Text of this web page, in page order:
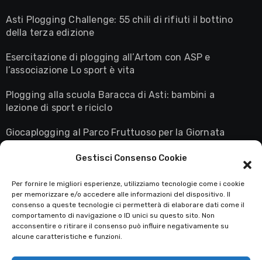
Gestisci Consenso Cookie
Per fornire le migliori esperienze, utilizziamo tecnologie come i cookie
per memorizzare e/o accedere alle informazioni del dispositivo. Il
consenso a queste tecnologie ci permetterà di elaborare dati come il
comportamento di navigazione o ID unici su questo sito. Non
acconsentire o ritirare il consenso può influire negativamente su
alcune caratteristiche e funzioni.
Asti Plogging Challenge: 55 chili di rifiuti il bottino
della terza edizione
Esercitazione di plogging all’Artom con ASP e
l’associazione Lo sport è vita
Plogging alla scuola Baracca di Asti: bambini a
lezione di sport e riciclo
Giocaplogging al Parco Fruttuoso per la Giornata
fluo conquista il palcoscenico nazionale
Asti Plogging
Il sito degli Ecorunner's Astigiani